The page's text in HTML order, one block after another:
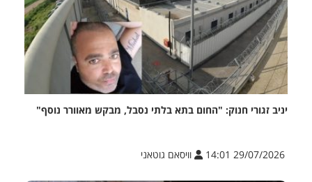
יניב זגורי חנוק: "החום בתא בלתי נסבל, מבקש מאוורר נוסף"
29/07/2026 14:01 וויסאם גוטאני